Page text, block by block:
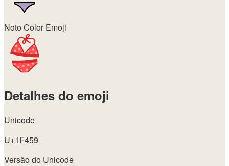
Noto Color Emoji
Detalhes do emoji
Unicode
U+1F459
Versão do Unicode